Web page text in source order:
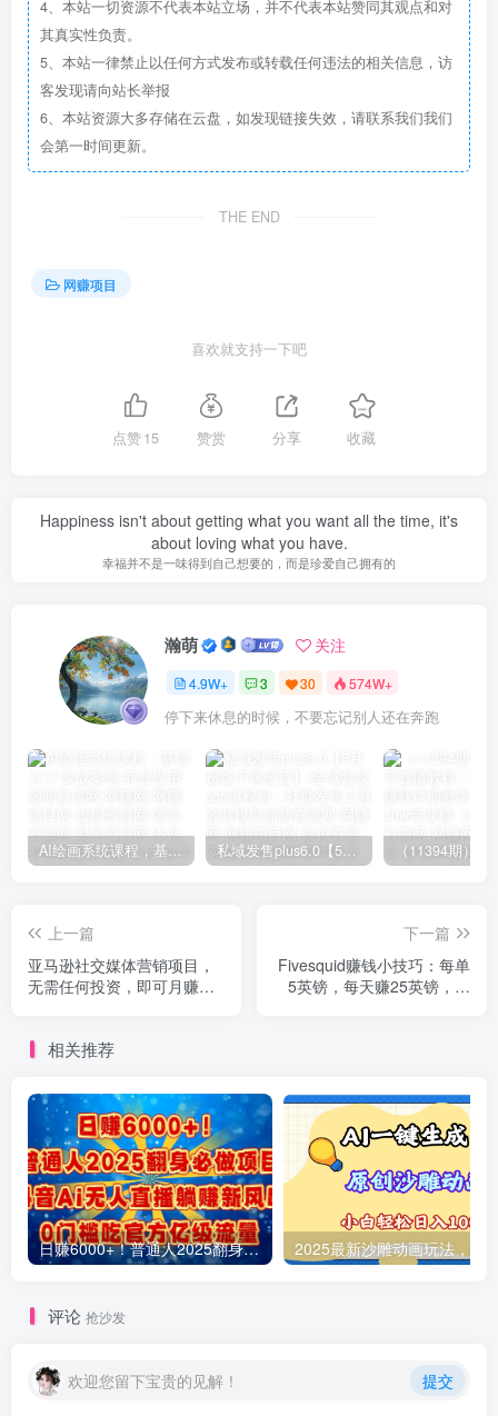
4、本站一切资源不代表本站立场，并不代表本站赞同其观点和对
其真实性负责。
5、本站一律禁止以任何方式发布或转载任何违法的相关信息，访
客发现请向站长举报
6、本站资源大多存储在云盘，如发现链接失效，请联系我们我们
会第一时间更新。
THE END
网赚项目
喜欢就支持一下吧
点赞15 赞赏 分享 收藏
Happiness isn't about getting what you want all the time, it's
about loving what you have.
幸福并不是一味得到自己想要的，而是珍爱自己拥有的
瀚萌 关注
4.9W+ 3 30 574W+
停下来休息的时候，不要忘记别人还在奔跑
AI绘画系统课程，基础入门-实战案例-商业应用 私域发售plus6.0【5月份线下课录音】/全域套装sop流程包，社群发售工具套装模型
上一篇
亚马逊社交媒体营销项目，
无需任何投资，即可月赚
下一篇
Fivesquid赚钱小技巧：每单
5英镑，每天赚25英镑，只
相关推荐
日赚6000+！普通人2025翻身必做项目，抖音Ai无人直播躺赚新风口，0门槛吃官方亿级流量
评论 抢沙发
欢迎您留下宝贵的见解！ 提交